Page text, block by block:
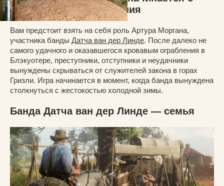
неудавшегося ограбления
Вам предстоит взять на себя роль Артура Моргана,
участника банды Датча ван дер Линде. После далеко не
самого удачного и оказавшегося кровавым ограбления в
Блэкуотере, преступники, отступники и неудачники
вынуждены скрываться от служителей закона в горах
Гризли. Игра начинается в момент, когда банда вынуждена
столкнуться с жестокостью холодной зимы.
Банда Датча ван дер Линде — семья